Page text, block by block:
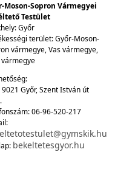
Moson-Sopron Vármegyei
Testület
Győr
terület: Győr-Moson-
vármegye, Vas vármegye,
9021 Győr, Szent István út
06-96-520-217
bekeltetesgyor.hu